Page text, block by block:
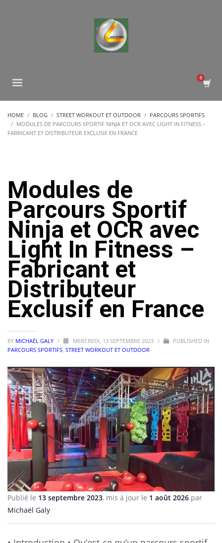
HOME BLOG STREET WORKOUT ET OUTDOOR
PARCOURS SPORTIFS
MODULES DE PARCOURS SPORTIF NINJA ET OCR AVEC LIGHT IN FITNESS –
FABRICANT ET DISTRIBUTEUR EXCLUSIF EN FRANCE
Modules de
Parcours Sportif
Ninja et OCR avec
Light In Fitness –
Fabricant et
Distributeur
Exclusif en France
BY MICHAËL GALY / MERCREDI, 13 SEPTEMBRE 2023 /
PUBLISHED IN
PARCOURS SPORTIFS, STREET WORKOUT ET OUTDOOR
Publié le 13 septembre 2023, mis à jour le 1 août 2026 par
Michaël Galy